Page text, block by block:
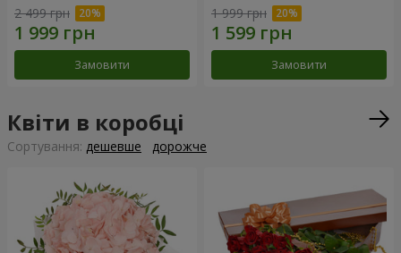
2 499 грн
Замовити
1 999 грн
Замовити
Квіти в коробці
Сортування: дешевше дорожче